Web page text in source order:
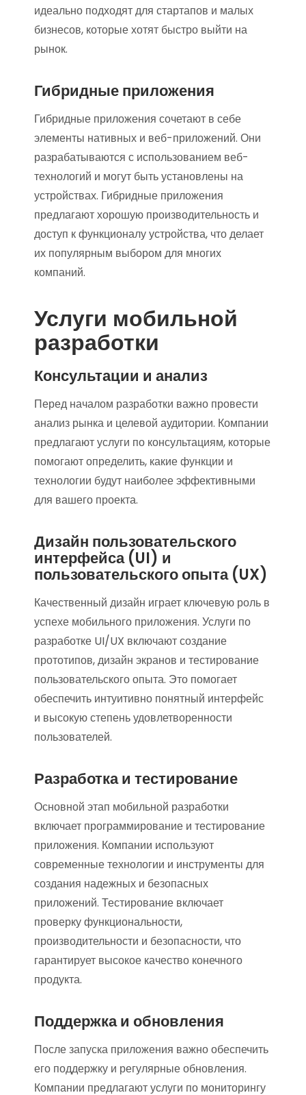
идеально подходят для стартапов и малых
бизнесов, которые хотят быстро выйти на
рынок.
Гибридные приложения
Гибридные приложения сочетают в себе
элементы нативных и веб-приложений. Они
разрабатываются с использованием веб-
технологий и могут быть установлены на
устройствах. Гибридные приложения
предлагают хорошую производительность и
доступ к функционалу устройства, что делает
их популярным выбором для многих
компаний.
Услуги мобильной
разработки
Консультации и анализ
Перед началом разработки важно провести
анализ рынка и целевой аудитории. Компании
предлагают услуги по консультациям, которые
помогают определить, какие функции и
технологии будут наиболее эффективными
для вашего проекта.
Дизайн пользовательского
интерфейса (UI) и
пользовательского опыта (UX)
Качественный дизайн играет ключевую роль в
успехе мобильного приложения. Услуги по
разработке UI/UX включают создание
прототипов, дизайн экранов и тестирование
пользовательского опыта. Это помогает
обеспечить интуитивно понятный интерфейс
и высокую степень удовлетворенности
пользователей.
Разработка и тестирование
Основной этап мобильной разработки
включает программирование и тестирование
приложения. Компании используют
современные технологии и инструменты для
создания надежных и безопасных
приложений. Тестирование включает
проверку функциональности,
производительности и безопасности, что
гарантирует высокое качество конечного
продукта.
Поддержка и обновления
После запуска приложения важно обеспечить
его поддержку и регулярные обновления.
Компании предлагают услуги по мониторингу